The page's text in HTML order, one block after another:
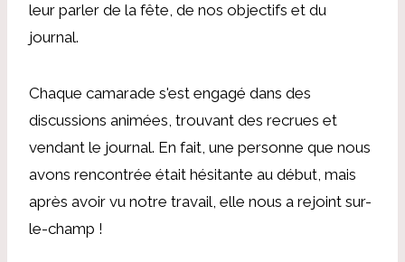
leur parler de la fête, de nos objectifs et du
journal.
Chaque camarade s'est engagé dans des
discussions animées, trouvant des recrues et
vendant le journal. En fait, une personne que nous
avons rencontrée était hésitante au début, mais
après avoir vu notre travail, elle nous a rejoint sur-
le-champ !